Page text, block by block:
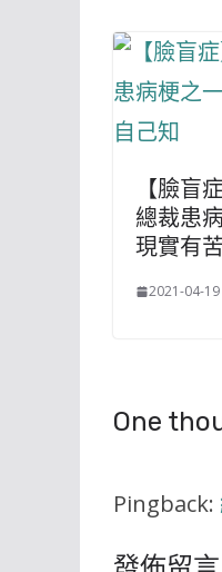
【臉盲
總裁患
現實有
2021-04-19
One
Pingback: